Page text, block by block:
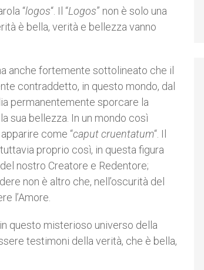
“logos“. Il “Logos” non è solo una
è bella, verità e bellezza vanno
anche fortemente sottolineato che il
contraddetto, in questo mondo, dal
permanentemente sporcare la
sua bellezza. In un mondo così
come “caput cruentatum“. Il
proprio così, in questa figura
nostro Creatore e Redentore;
non è altro che, nell’oscurità del
l’Amore.
questo misterioso universo della
testimoni della verità, che è bella,